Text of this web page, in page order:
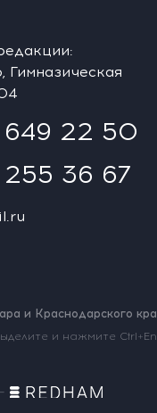
Гимназическая
649 22 50
255 36 67
и Краснодарского
и нажмите